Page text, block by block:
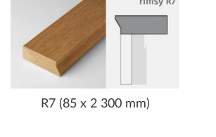
R7 (85 x 2 300 mm)